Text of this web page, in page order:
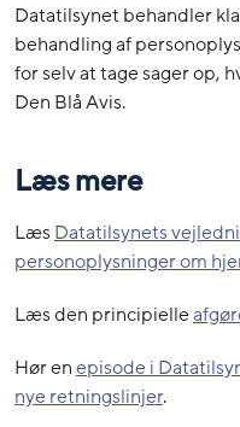
Datatilsynet behandler
behandling af
for selv at tage sager op,
Den Blå Avis.
Læs mere
LæsDatatilsynets
personoplysninger om
Læs den principielle
Hør enepisode i
nye retningslinjer.